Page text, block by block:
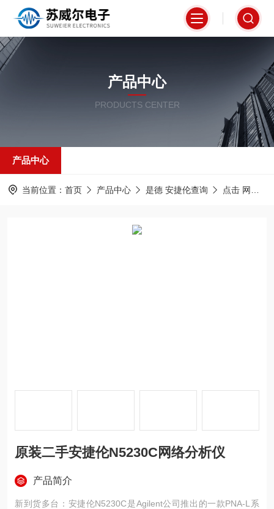
产品中心
PRODUCTS CENTER
产品中心
当前位置： 首页 产品中心 是德 安捷伦查询 点击 网络分析仪
原装二手安捷伦N5230C网络分析仪
产品简介
新到货多台：安捷伦N5230C是Agilent公司推出的一款PNA-L系